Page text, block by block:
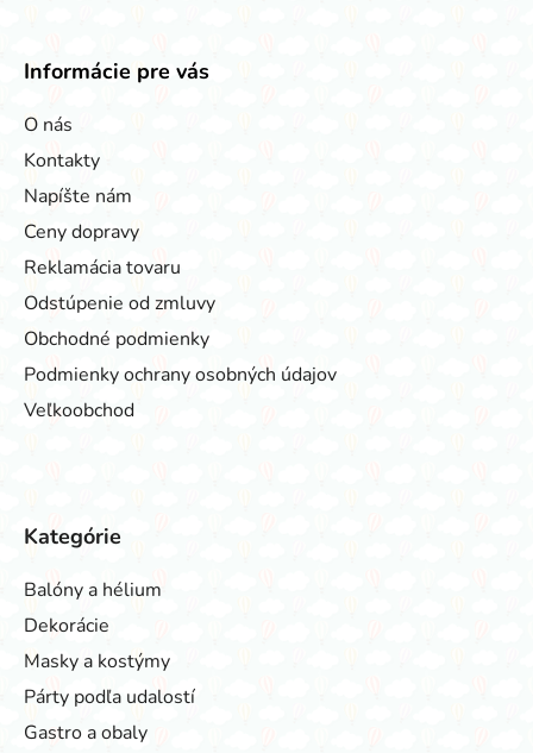
Informácie pre vás
O nás
Kontakty
Napíšte nám
Ceny dopravy
Reklamácia tovaru
Odstúpenie od zmluvy
Obchodné podmienky
Podmienky ochrany osobných údajov
Veľkoobchod
Kategórie
Balóny a hélium
Dekorácie
Masky a kostýmy
Párty podľa udalostí
Gastro a obaly